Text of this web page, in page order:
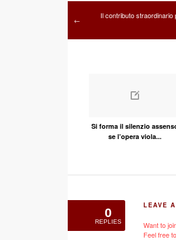
←
Il contributo
Si forma il silenzio
se l’opera viola...
0
REPLIES
LEAVE
Want to
Feel free